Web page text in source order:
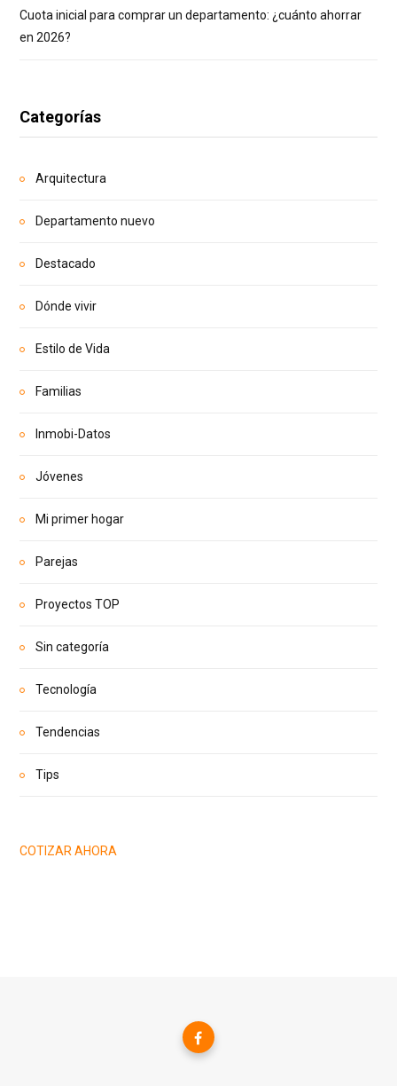
Cuota inicial para comprar un departamento: ¿cuánto ahorrar
en 2026?
Categorías
Arquitectura
Departamento nuevo
Destacado
Dónde vivir
Estilo de Vida
Familias
Inmobi-Datos
Jóvenes
Mi primer hogar
Parejas
Proyectos TOP
Sin categoría
Tecnología
Tendencias
Tips
COTIZAR AHORA